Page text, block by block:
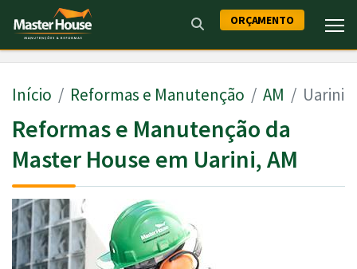
ORÇAMENTO
Início Reformas e Manutenção AM Uarini
Reformas e Manutenção da
Master House em Uarini, AM